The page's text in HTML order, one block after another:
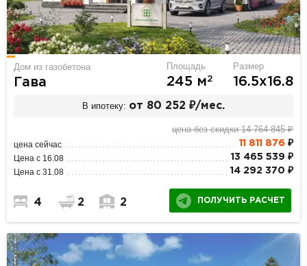
Дом из газобетона
Гава
Площадь
245 м2
Размер
16.5х16.8
В ипотеку: от 80 252 ₽/мес.
цена без скидки 14 764 845 ₽
цена сейчас 11 811 876 ₽
Цена с 16.08 13 465 539 ₽
Цена с 31.08 14 292 370 ₽
4 2 2 ПОЛУЧИТЬ РАСЧЕТ